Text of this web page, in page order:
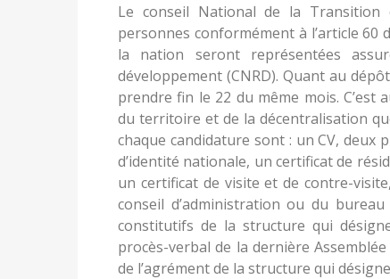
Le conseil National de la
personnes conformément à l’article
la nation seront représentées
développement (CNRD). Quant au
prendre fin le 22 du même mois.
du territoire et de la décentralisation
chaque candidature sont : un CV, deux
d’identité nationale, un certificat de
un certificat de visite et de contre-
conseil d’administration ou du
constitutifs de la structure qui
procès-verbal de la dernière
de l’agrément de la structure qui